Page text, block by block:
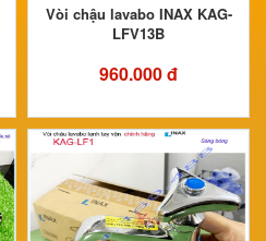
Vòi chậu lavabo INAX KAG-
LFV13B
960.000 đ